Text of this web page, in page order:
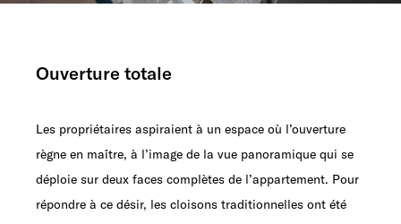
Ouverture totale
Les propriétaires aspiraient à un espace où l’ouverture
règne en maître, à l’image de la vue panoramique qui se
déploie sur deux faces complètes de l’appartement. Pour
répondre à ce désir, les cloisons traditionnelles ont été